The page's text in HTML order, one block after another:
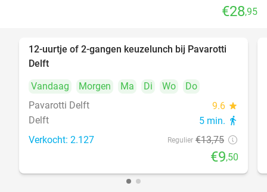
€28,95
31%
12-uurtje of 2-gangen keuzelunch bij Pavarotti
Delft
Vandaag
Morgen Ma Di Wo
Do
Pavarotti Delft
9.6 star
Delft 5 min. directions_walk
Verkocht: 2.127 Regulier €13,75
€9,50